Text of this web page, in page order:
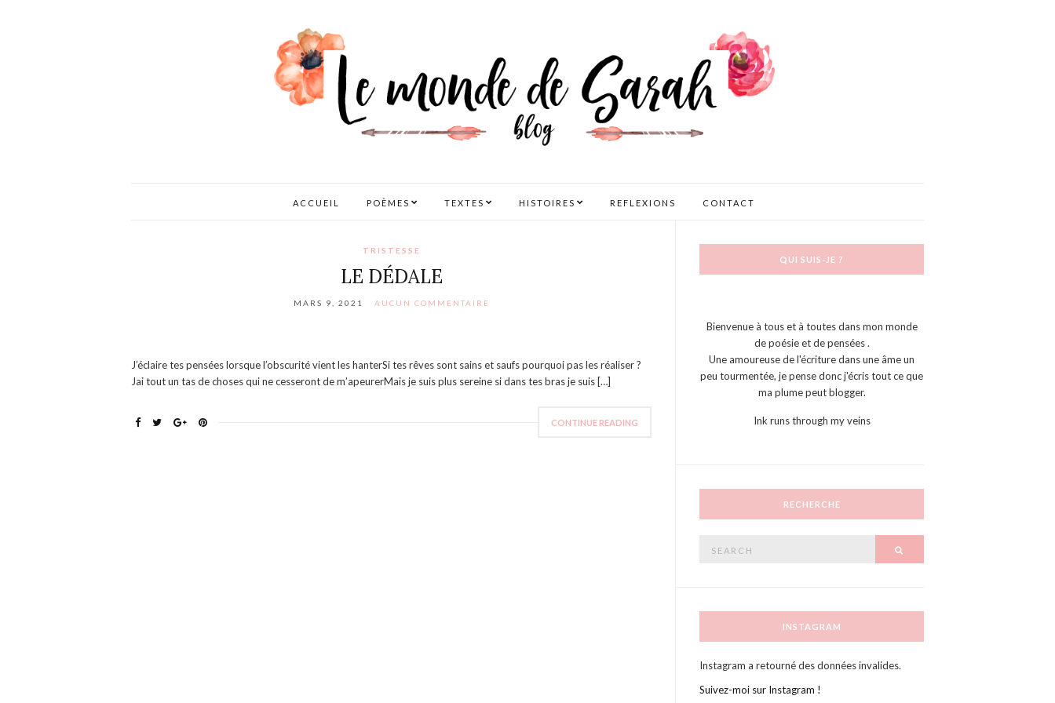
ACCUEIL POÈMES TEXTES HISTOIRES REFLEXIONS CONTACT
TRISTESSE
LE DÉDALE
MARS 9, 2021 AUCUN COMMENTAIRE
J’éclaire tes pensées lorsque l’obscurité vient les hanterSi tes rêves sont sains et saufs pourquoi pas les réaliser ?
Jai tout un tas de choses qui ne cesseront de m’apeurerMais je suis plus sereine si dans tes bras je suis […]
CONTINUE READING
QUI SUIS-JE ?
Bienvenue à tous et à toutes dans mon monde
de poésie et de pensées .
Une amoureuse de l'écriture dans une âme un
peu tourmentée, je pense donc j'écris tout ce que
ma plume peut blogger.
Ink runs through my veins
RECHERCHE
INSTAGRAM
Instagram a retourné des données invalides.
Suivez-moi sur Instagram !